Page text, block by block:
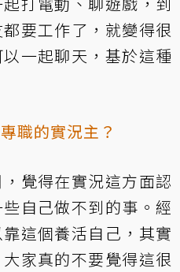
要工作了，就變得很
一起聊天，基於這種
職的實況主？
覺得在實況這方面認
自己做不到的事。經
這個養活自己，其實
家真的不要覺得這很